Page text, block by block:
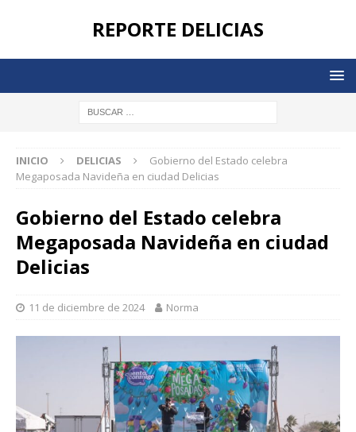
REPORTE DELICIAS
INICIO DELICIAS
Gobierno del Estado celebra
Megaposada Navideña en ciudad Delicias
Gobierno del Estado celebra
Megaposada Navideña en ciudad
Delicias
11 de diciembre de 2024 Norma